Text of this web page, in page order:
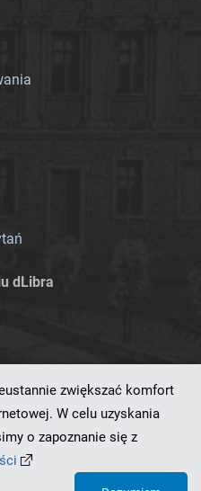
dLibra
zwiększać komfort
W celu uzyskania
o zapoznanie się z